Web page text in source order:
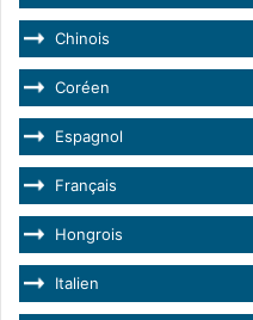
Chinois
Coréen
Espagnol
Français
Hongrois
Italien